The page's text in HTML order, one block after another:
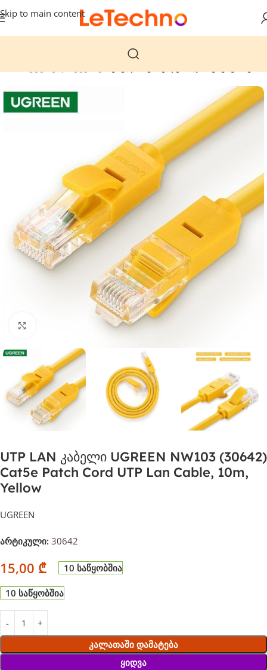
Skip to main content
დააჭირეთ გასადიდებლად
UTP LAN კაბელი UGREEN NW103 (30642)
Cat5e Patch Cord UTP Lan Cable, 10m,
Yellow
UGREEN
არტიკული: 30642
15,00 ₾ 10 საწყობშია
10 საწყობშია
Კალათაში Დამატება
Ყიდვა